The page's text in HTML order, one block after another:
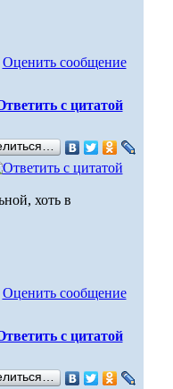
Оценить сообщение
хоть в
Оценить сообщение